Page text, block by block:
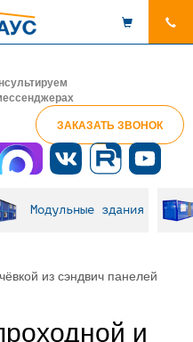
ЗАКАЗАТЬ ЗВОНОК
Модульные здания
из сэндвич панелей
и